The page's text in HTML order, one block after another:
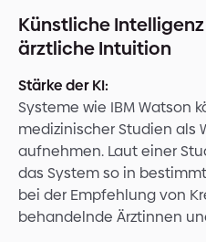
Künstliche
ärztliche Intuition
Stärke der KI:
Systeme wie IBM Watson
medizinischer Studien als
aufnehmen. Laut einer
das System so in
bei der Empfehlung von
behandelnde Ärztinnen